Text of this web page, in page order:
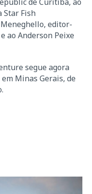
Star Fish
editor-
ao Anderson Peixe
segue agora
Minas Gerais, de